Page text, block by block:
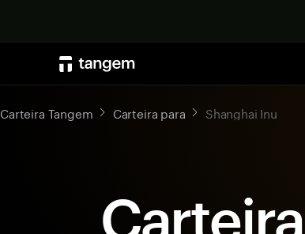
Carteira Tangem Carteira para Shanghai Inu
Carteira